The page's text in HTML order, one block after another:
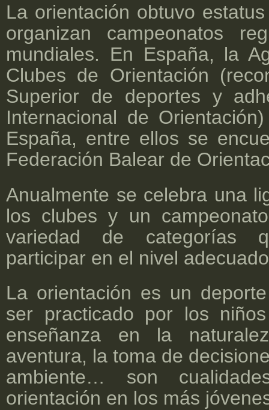
La orientación obtuvo
organizan campeonatos
mundiales. En España, la
Clubes de Orientación
Superior de deportes y
Internacional de
España, entre ellos se
Federación Balear de
Anualmente se celebra una
los clubes y un
variedad de categorías
participar en el nivel
La orientación es un
ser practicado por los
enseñanza en la
aventura, la toma de
ambiente… son
orientación en los más